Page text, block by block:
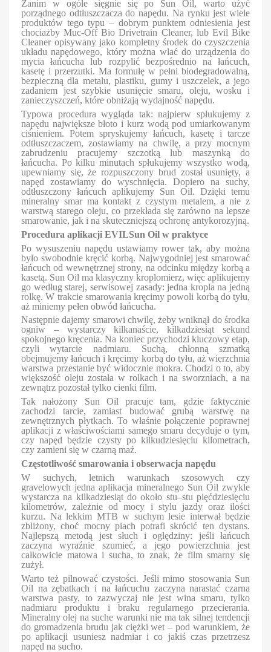
Zanim w ogóle sięgnie się po Sun Oil, warto użyć
porządnego odtłuszczacza do napędu. Na rynku jest wiele
produktów tego typu – dobrym punktem odniesienia jest
chociażby Muc-Off Bio Drivetrain Cleaner, lub Evil Bike
Cleaner opisywany jako kompletny środek do czyszczenia
układu napędowego, który można wlać do urządzenia do
mycia łańcucha lub rozpylić bezpośrednio na łańcuch,
kasetę i przerzutki. Ma formułę w pełni biodegradowalną,
bezpieczną dla metalu, plastiku, gumy i uszczelek, a jego
zadaniem jest szybkie usunięcie smaru, oleju, wosku i
zanieczyszczeń, które obniżają wydajność napędu.
Typowa procedura wygląda tak: najpierw spłukujemy z
napędu największe błoto i kurz wodą pod umiarkowanym
ciśnieniem. Potem spryskujemy łańcuch, kasetę i tarcze
odtłuszczaczem, zostawiamy na chwilę, a przy mocnym
zabrudzeniu pracujemy szczotką lub maszynką do
łańcucha. Po kilku minutach spłukujemy wszystko wodą,
upewniamy się, że rozpuszczony brud został usunięty, a
napęd zostawiamy do wyschnięcia. Dopiero na suchy,
odtłuszczony łańcuch aplikujemy Sun Oil. Dzięki temu
mineralny smar ma kontakt z czystym metalem, a nie z
warstwą starego oleju, co przekłada się zarówno na lepsze
smarowanie, jak i na skuteczniejszą ochronę antykorozyjną.
Procedura aplikacji EVILSun Oil w praktyce
Po wysuszeniu napędu ustawiamy rower tak, aby można
było swobodnie kręcić korbą. Najwygodniej jest smarować
łańcuch od wewnętrznej strony, na odcinku między korbą a
kasetą. Sun Oil ma klasyczny kroplomierz, więc aplikujemy
go według starej, serwisowej zasady: jedna kropla na jedną
rolkę. W trakcie smarowania kręcimy powoli korbą do tyłu,
aż miniemy pełen obwód łańcucha.
Następnie dajemy smarowi chwilę, żeby wniknął do środka
ogniw – wystarczy kilkanaście, kilkadziesiąt sekund
spokojnego kręcenia. Na koniec przychodzi kluczowy etap,
czyli wytarcie nadmiaru. Suchą, chłonną szmatką
obejmujemy łańcuch i kręcimy korbą do tyłu, aż wierzchnia
warstwa przestanie być widocznie mokra. Chodzi o to, aby
większość oleju została w rolkach i na sworzniach, a na
zewnątrz pozostał tylko cienki film.
Tak nałożony Sun Oil pracuje tam, gdzie faktycznie
zachodzi tarcie, zamiast budować grubą warstwę na
zewnętrznych płytkach. To właśnie połączenie poprawnej
aplikacji z właściwościami samego smaru decyduje o tym,
czy napęd będzie czysty po kilkudziesięciu kilometrach,
czy zamieni się w czarną maź.
Częstotliwość smarowania i obserwacja napędu
W suchych, letnich warunkach szosowych czy
gravelowych jedna aplikacja mineralnego Sun Oil zwykle
wystarcza na kilkadziesiąt do około stu–stu pięćdziesięciu
kilometrów, zależnie od mocy i stylu jazdy oraz ilości
kurzu. Na lekkim MTB w suchym lesie interwał będzie
zbliżony, choć mocny piach potrafi skrócić ten dystans.
Najlepszą metodą jest słuch i oględziny: jeśli łańcuch
zaczyna wyraźnie szumieć, a jego powierzchnia jest
całkowicie matowa i sucha, to znak, że film smarny się
zużył.
Warto też pilnować czystości. Jeśli mimo stosowania Sun
Oil na zębatkach i na łańcuchu zaczyna narastać czarna
warstwa pasty, to zazwyczaj nie jest wina smaru, tylko
nadmiaru produktu i braku regularnego przecierania.
Mineralny olej na suche warunki nie ma tak silnej tendencji
do gromadzenia brudu jak ciężki wet – pod warunkiem, że
po aplikacji usuniesz nadmiar i co jakiś czas przetrzesz
napęd na sucho.